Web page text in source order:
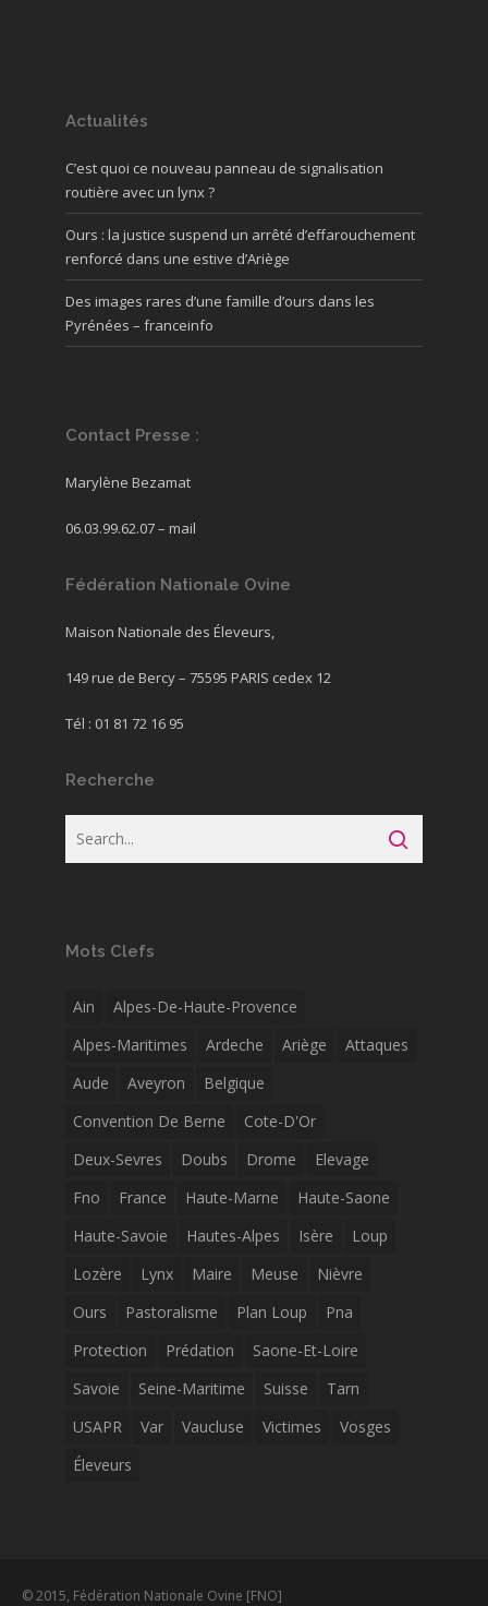
Actualités
C’est quoi ce nouveau panneau de signalisation
routière avec un lynx ?
Ours : la justice suspend un arrêté d’effarouchement
renforcé dans une estive d’Ariège
Des images rares d’une famille d’ours dans les
Pyrénées – franceinfo
Contact Presse :
Marylène Bezamat
06.03.99.62.07 – mail
Fédération Nationale Ovine
Maison Nationale des Éleveurs,
149 rue de Bercy – 75595 PARIS cedex 12
Tél : 01 81 72 16 95
Recherche
Mots Clefs
Ain
Alpes-De-Haute-Provence
Alpes-Maritimes
Ardeche Ariège
Attaques
Aude
Aveyron
Belgique
Convention De Berne
Cote-D'Or
Deux-Sevres
Doubs Drome
Elevage
Fno
France Haute-Marne
Haute-Saone
Haute-Savoie
Hautes-Alpes Isère
Loup
Lozère
Lynx Maire Meuse
Nièvre
Ours
Pastoralisme Plan Loup
Pna
Protection
Prédation
Saone-Et-Loire
Savoie
Seine-Maritime Suisse
Tarn
USAPR
Var Vaucluse Victimes
Vosges
Éleveurs
© 2015, Fédération Nationale Ovine [FNO]